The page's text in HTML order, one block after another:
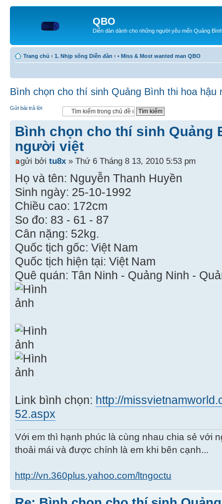
QBO
Diễn đàn dành cho những người yêu mến Quảng Bình
Trang chủ ‹ 1. Nhịp sống Diễn đàn ‹ • Miss & Most wanted man QBO
Bình chọn cho thí sinh Quảng Bình thi hoa hậu
Gửi bài trả lời
Bình chọn cho thí sinh Quảng
người việt
gửi bởi tu8x » Thứ 6 Tháng 8 13, 2010 5:53 pm
Họ và tên: Nguyễn Thanh Huyền
Sinh ngày: 25-10-1992
Chiều cao: 172cm
So đo: 83 - 61 - 87
Cân nặng: 52kg.
Quốc tịch gốc: Việt Nam
Quốc tịch hiện tại: Việt Nam
Quê quán: Tân Ninh - Quảng Ninh -
Link bình chọn: http://
52.aspx
Với em thì hạnh phúc là cùng nhau chia sẻ với
thoải mái và được chính là em khi bên cạnh...
http://vn.360plus.yahoo.com/ltngoctu